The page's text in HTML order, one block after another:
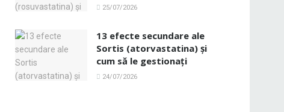
25/07/2026
13 efecte secundare ale
Sortis (atorvastatina) și
cum să le gestionați
24/07/2026